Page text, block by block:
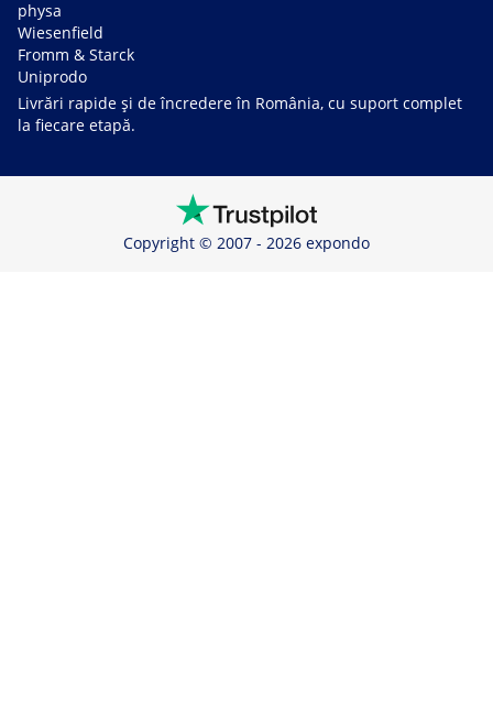
physa
Wiesenfield
Fromm & Starck
Uniprodo
Livrări rapide și de încredere în România, cu suport complet
la fiecare etapă.
Copyright © 2007 - 2026 expondo